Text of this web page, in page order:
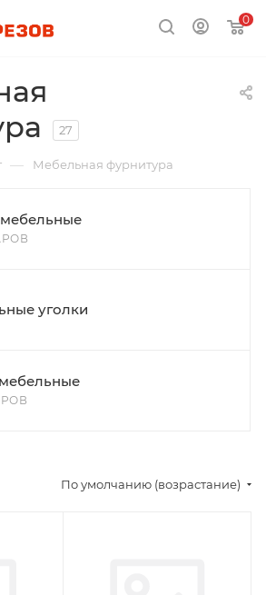
0
27
— Мебельная фурнитура
уголки
По умолчанию (возрастание)